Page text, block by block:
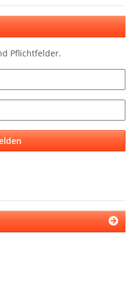
Pflichtfelder.